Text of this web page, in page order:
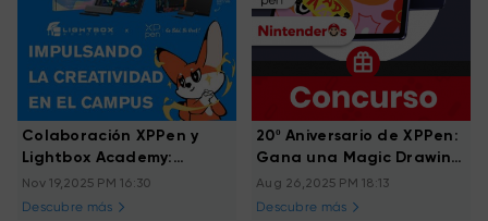
Colaboración XPPen y
Lightbox Academy:
concurso “Acompañar
esta Navidad”
Nov 19,2025 PM 16:30
Descubre más
20º Aniversario de XPPen:
Gana una Magic Drawing
Pad con Nintenderos
Aug 26,2025 PM 18:13
Descubre más